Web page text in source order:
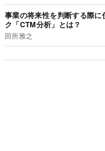
事業の将来性を判断する際
ク「CTM分析」とは？
田所雅之